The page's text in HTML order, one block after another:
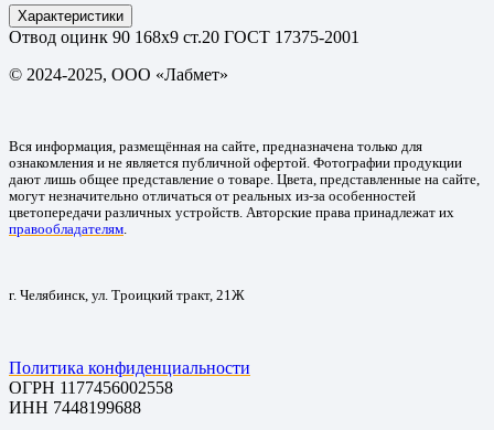
Характеристики
Отвод оцинк 90 168х9 ст.20 ГОСТ 17375-2001
© 2024-2025, ООО «Лабмет»
Вся информация, размещённая на сайте, предназначена только для
ознакомления и не является публичной офертой. Фотографии продукции
дают лишь общее представление о товаре. Цвета, представленные на сайте,
могут незначительно отличаться от реальных из-за особенностей
цветопередачи различных устройств. Авторские права принадлежат их
правообладателям
г. Челябинск, ул. Троицкий тракт, 21Ж
Политика конфиденциальности
ОГРН 1177456002558
ИНН 7448199688